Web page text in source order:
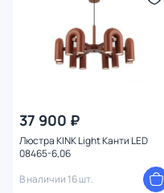
37 900 ₽
Люстра KINK Light Канти LED
08465-6,06
В наличии 16 шт.